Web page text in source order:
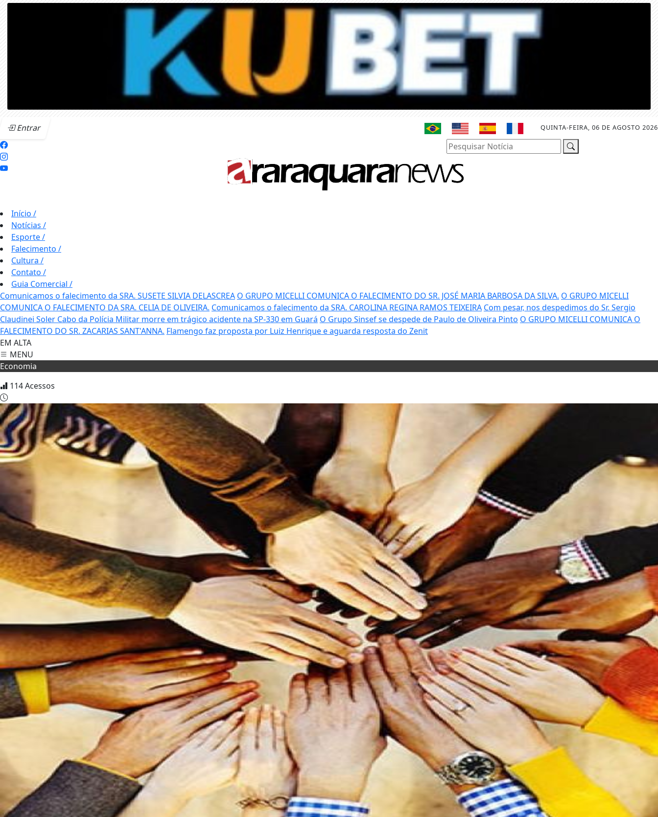
Entrar QUINTA-FEIRA, 06 DE AGOSTO 2026
Pesquisar Notícia
Início /
Notícias /
Esporte/
Falecimento /
Cultura /
Contato /
Guia Comercial /
Comunicamos o falecimento da SRA. SUSETE SILVIA DELASCREA O GRUPO MICELLI COMUNICA O FALECIMENTO DO SR. JOSÉ MARIA BARBOSA DA SILVA. O GRUPO MICELLI
COMUNICA O FALECIMENTO DA SRA. CELIA DE OLIVEIRA. Comunicamos o falecimento da SRA. CAROLINA REGINA RAMOS TEIXEIRA Com pesar, nos despedimos do Sr. Sergio
Claudinei Soler Cabo da Polícia Militar morre em trágico acidente na SP-330 em Guará O Grupo Sinsef se despede de Paulo de Oliveira Pinto O GRUPO MICELLI COMUNICA O
FALECIMENTO DO SR. ZACARIAS SANT'ANNA. Flamengo faz proposta por Luiz Henrique e aguarda resposta do Zenit
EM ALTA
MENU
Economia
114Acessos